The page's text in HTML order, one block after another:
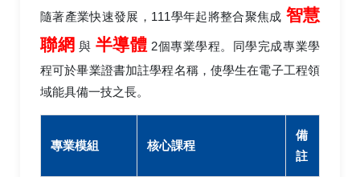
隨著產業快速發展，111學年起將整合聚焦成 智慧
聯網 與 半導體 2個專業學程。同學完成專業學
程可於畢業證書加註學程名稱，使學生在電子工程領
域能具備一技之長。
專業模組 核心課程
備
註